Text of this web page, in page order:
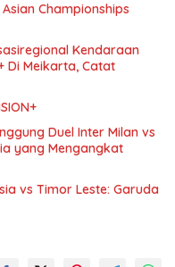
Asian Championships
Kendaraan
Di Meikarta, Catat
Duel Inter Milan vs
yang Mengangkat
vs Timor Leste: Garuda